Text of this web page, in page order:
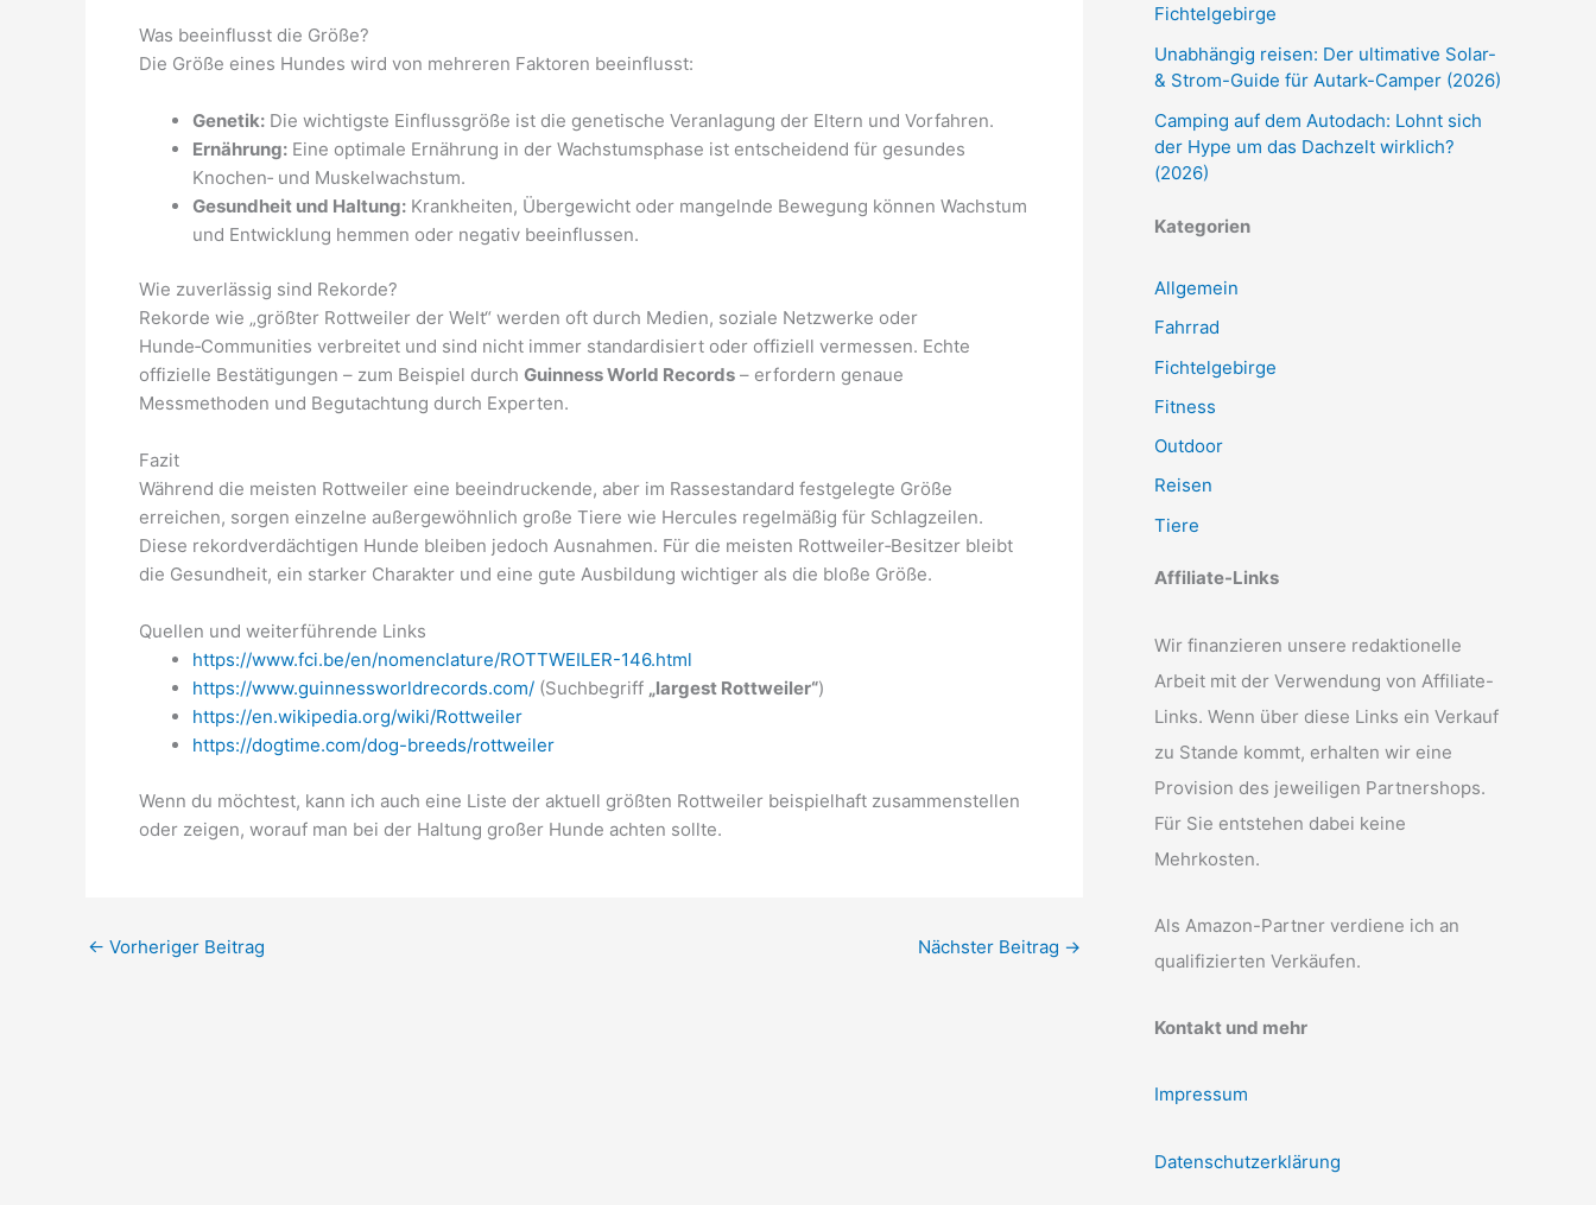
Was beeinflusst die Größe?
Die Größe eines Hundes wird von mehreren Faktoren beeinflusst:
Genetik: Die wichtigste Einflussgröße ist die genetische Veranlagung der Eltern und Vorfahren.
Ernährung: Eine optimale Ernährung in der Wachstumsphase ist entscheidend für gesundes
Knochen‑ und Muskelwachstum.
Gesundheit und Haltung: Krankheiten, Übergewicht oder mangelnde Bewegung können Wachstum
und Entwicklung hemmen oder negativ beeinflussen.
Wie zuverlässig sind Rekorde?
Rekorde wie „größter Rottweiler der Welt“ werden oft durch Medien, soziale Netzwerke oder
Hunde‑Communities verbreitet und sind nicht immer standardisiert oder offiziell vermessen. Echte
offizielle Bestätigungen – zum Beispiel durch Guinness World Records – erfordern genaue
Messmethoden und Begutachtung durch Experten.
Fazit
Während die meisten Rottweiler eine beeindruckende, aber im Rassestandard festgelegte Größe
erreichen, sorgen einzelne außergewöhnlich große Tiere wie Hercules regelmäßig für Schlagzeilen.
Diese rekordverdächtigen Hunde bleiben jedoch Ausnahmen. Für die meisten Rottweiler‑Besitzer bleibt
die Gesundheit, ein starker Charakter und eine gute Ausbildung wichtiger als die bloße Größe.
Quellen und weiterführende Links
https://www.fci.be/en/nomenclature/ROTTWEILER-146.html
https://www.guinnessworldrecords.com/ (Suchbegriff „largest Rottweiler“)
https://en.wikipedia.org/wiki/Rottweiler
https://dogtime.com/dog-breeds/rottweiler
Wenn du möchtest, kann ich auch eine Liste der aktuell größten Rottweiler beispielhaft zusammenstellen
oder zeigen, worauf man bei der Haltung großer Hunde achten sollte.
← Vorheriger Beitrag Nächster Beitrag →
Fichtelgebirge
Unabhängig reisen: Der ultimative Solar-
& Strom-Guide für Autark-Camper (2026)
Camping auf dem Autodach: Lohnt sich
der Hype um das Dachzelt wirklich?
(2026)
Kategorien
Allgemein
Fahrrad
Fichtelgebirge
Fitness
Outdoor
Reisen
Tiere
Affiliate-Links
Wir finanzieren unsere redaktionelle
Arbeit mit der Verwendung von Affiliate-
Links. Wenn über diese Links ein Verkauf
zu Stande kommt, erhalten wir eine
Provision des jeweiligen Partnershops.
Für Sie entstehen dabei keine
Mehrkosten.
Als Amazon-Partner verdiene ich an
qualifizierten Verkäufen.
Kontakt und mehr
Impressum
Datenschutzerklärung